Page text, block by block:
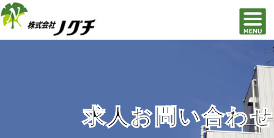
求人お問い合わせ